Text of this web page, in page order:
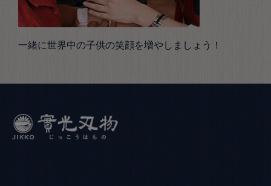
一緒に世界中の子供の笑顔を増やしましょう！